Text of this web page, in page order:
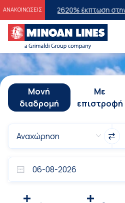
ΑΝΑΚΟΙΝΩΣΕΙΣ
202620% έκπτωση στην οικονομική
Μονή
διαδρομή
Με
επιστροφή